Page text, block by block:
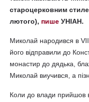
староцерковним
лютого), пише УНІАН.
Миколай народився в VIII
його відправили до
монастир до дядька,
Миколай виучився, а
Коли до влади прийшов